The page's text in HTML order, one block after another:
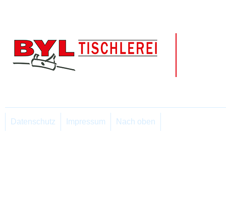
Datenschutz Impressum Nach oben